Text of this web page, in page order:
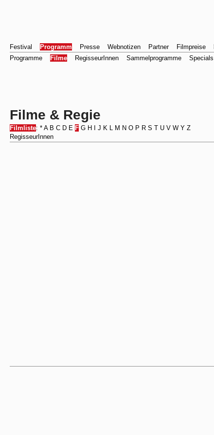
Festival Programm Presse Webnotizen Partner Filmpreise
Programme
Filme RegisseurInnen Sammelprogramme Specials
Filme & Regie
Filmliste: * A B C D E F G H J K L M N O P R S T U V W Y Z
RegisseurInnen